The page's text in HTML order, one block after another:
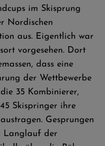
im Skisprung
Nordischen
aus. Eigentlich war
vorgesehen. Dort
dass eine
der Wettbewerbe
35 Kombinierer,
Skispringer ihre
Gesprungen
Langlauf der